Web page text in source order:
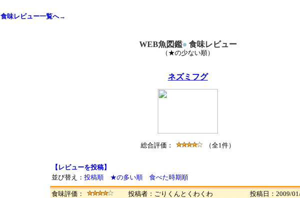
食味レビュー一覧へ→
WEB魚図鑑● 食味レビュー
（★の少ない順）
ネズミフグ
総合評価： （全1件）
【レビューを投稿】
並び替え： 投稿順 ★の多い順 食べた時期順
食味評価： 投稿者：ごりくんとくわくわ
投稿日：2009/